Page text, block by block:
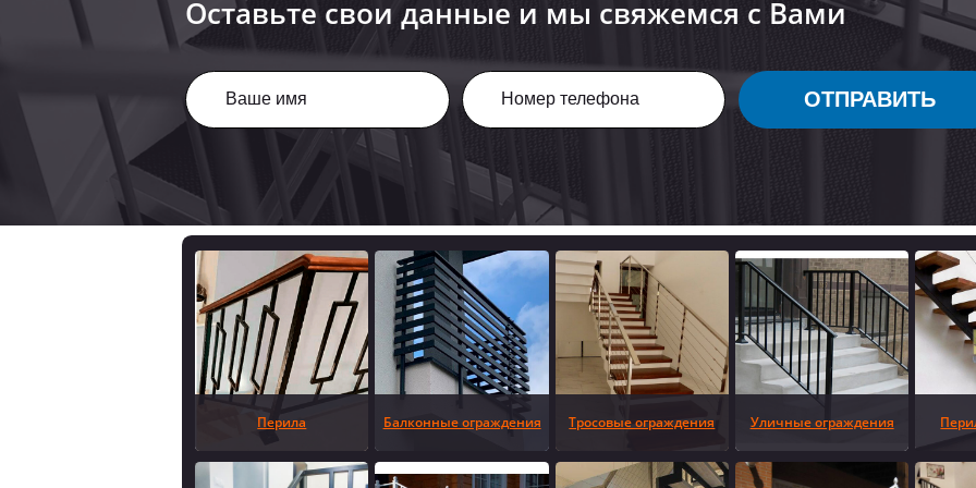
Оставьте свои данные и мы свяжемся с Вами
ОТПРАВИТЬ
Перила Балконные ограждения Тросовые ограждения Уличные ограждения